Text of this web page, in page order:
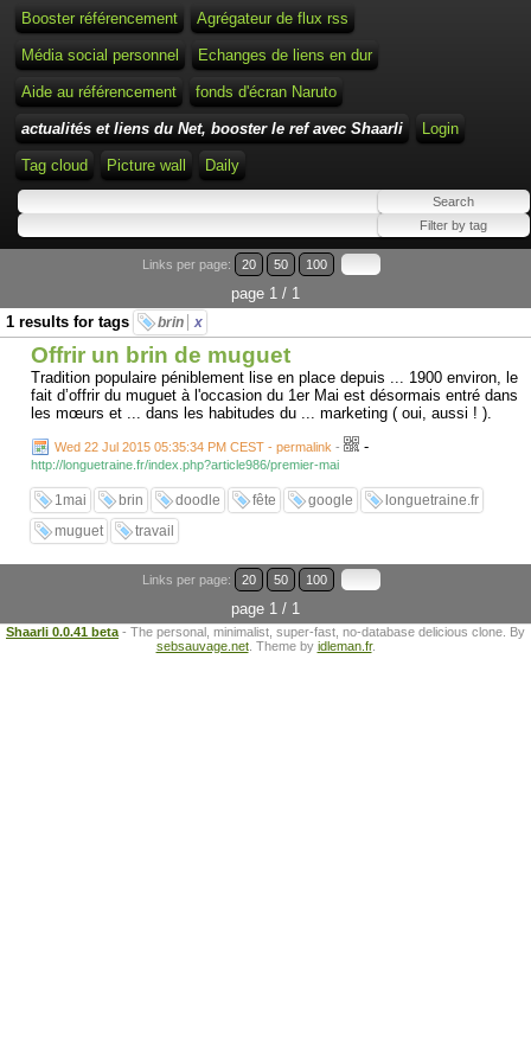
Booster référencement Agrégateur de flux rss
Média social personnel Echanges de liens en dur
Aide au référencement fonds d'écran Naruto
actualités et liens du Net, booster le ref avec Shaarli Login
Tag cloud Picture wall Daily
Links per page: 20 50 100
page 1 / 1
1 results for tags
brin x
Offrir un brin de muguet
Tradition populaire péniblement lise en place depuis ... 1900 environ, le
fait d’offrir du muguet à l'occasion du 1er Mai est désormais entré dans
les mœurs et ... dans les habitudes du ... marketing ( oui, aussi ! ).
Wed 22 Jul 2015 05:35:34 PM CEST - permalink - -
http://longuetraine.fr/index.php?article986/premier-mai
1mai brin doodle fête google
longuetraine.fr
muguet
travail
Links per page: 20 50 100
page 1 / 1
Shaarli 0.0.41 beta - The personal, minimalist, super-fast, no-database delicious clone. By
sebsauvage.net. Theme by idleman.fr.